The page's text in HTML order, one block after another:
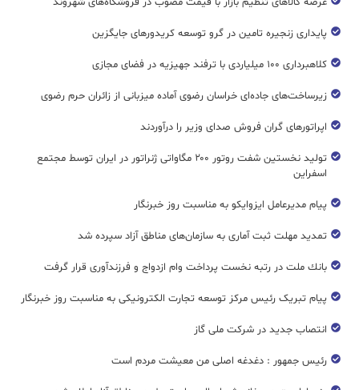
پایداری زنجیره تامین در گرو توسعه کریدورهای جایگزین
کلاهبرداری ۱۰۰ میلیاردی با ترفند جهیزیه در فضای مجازی
زیرساخت‌های جاده‌ای خراسان رضوی آماده میزبانی از زائران حرم رضوی
اپراتورهای گران فروش صدای وزیر را درآوردند
تولید نخستین شفت روتور ۲۰۰ مگاواتی ژنراتور در ایران توسط مجتمع
اسفراین
پیام مدیرعامل ایزوایکو به مناسبت روز خبرنگار
تمدید مهلت ثبت آماری به سازمان‌های مناطق آزاد سپرده شد
بانك ملت در رتبه نخست پرداخت وام ازدواج و فرزندآوری قرار گرفت
پیام تبریک رئیس مرکز توسعه تجارت الکترونیکی به مناسبت روز خبرنگار
انتصاب جدید در شرکت ملی گاز
رئیس جمهور : دغدغه اصلی من معیشت مردم است